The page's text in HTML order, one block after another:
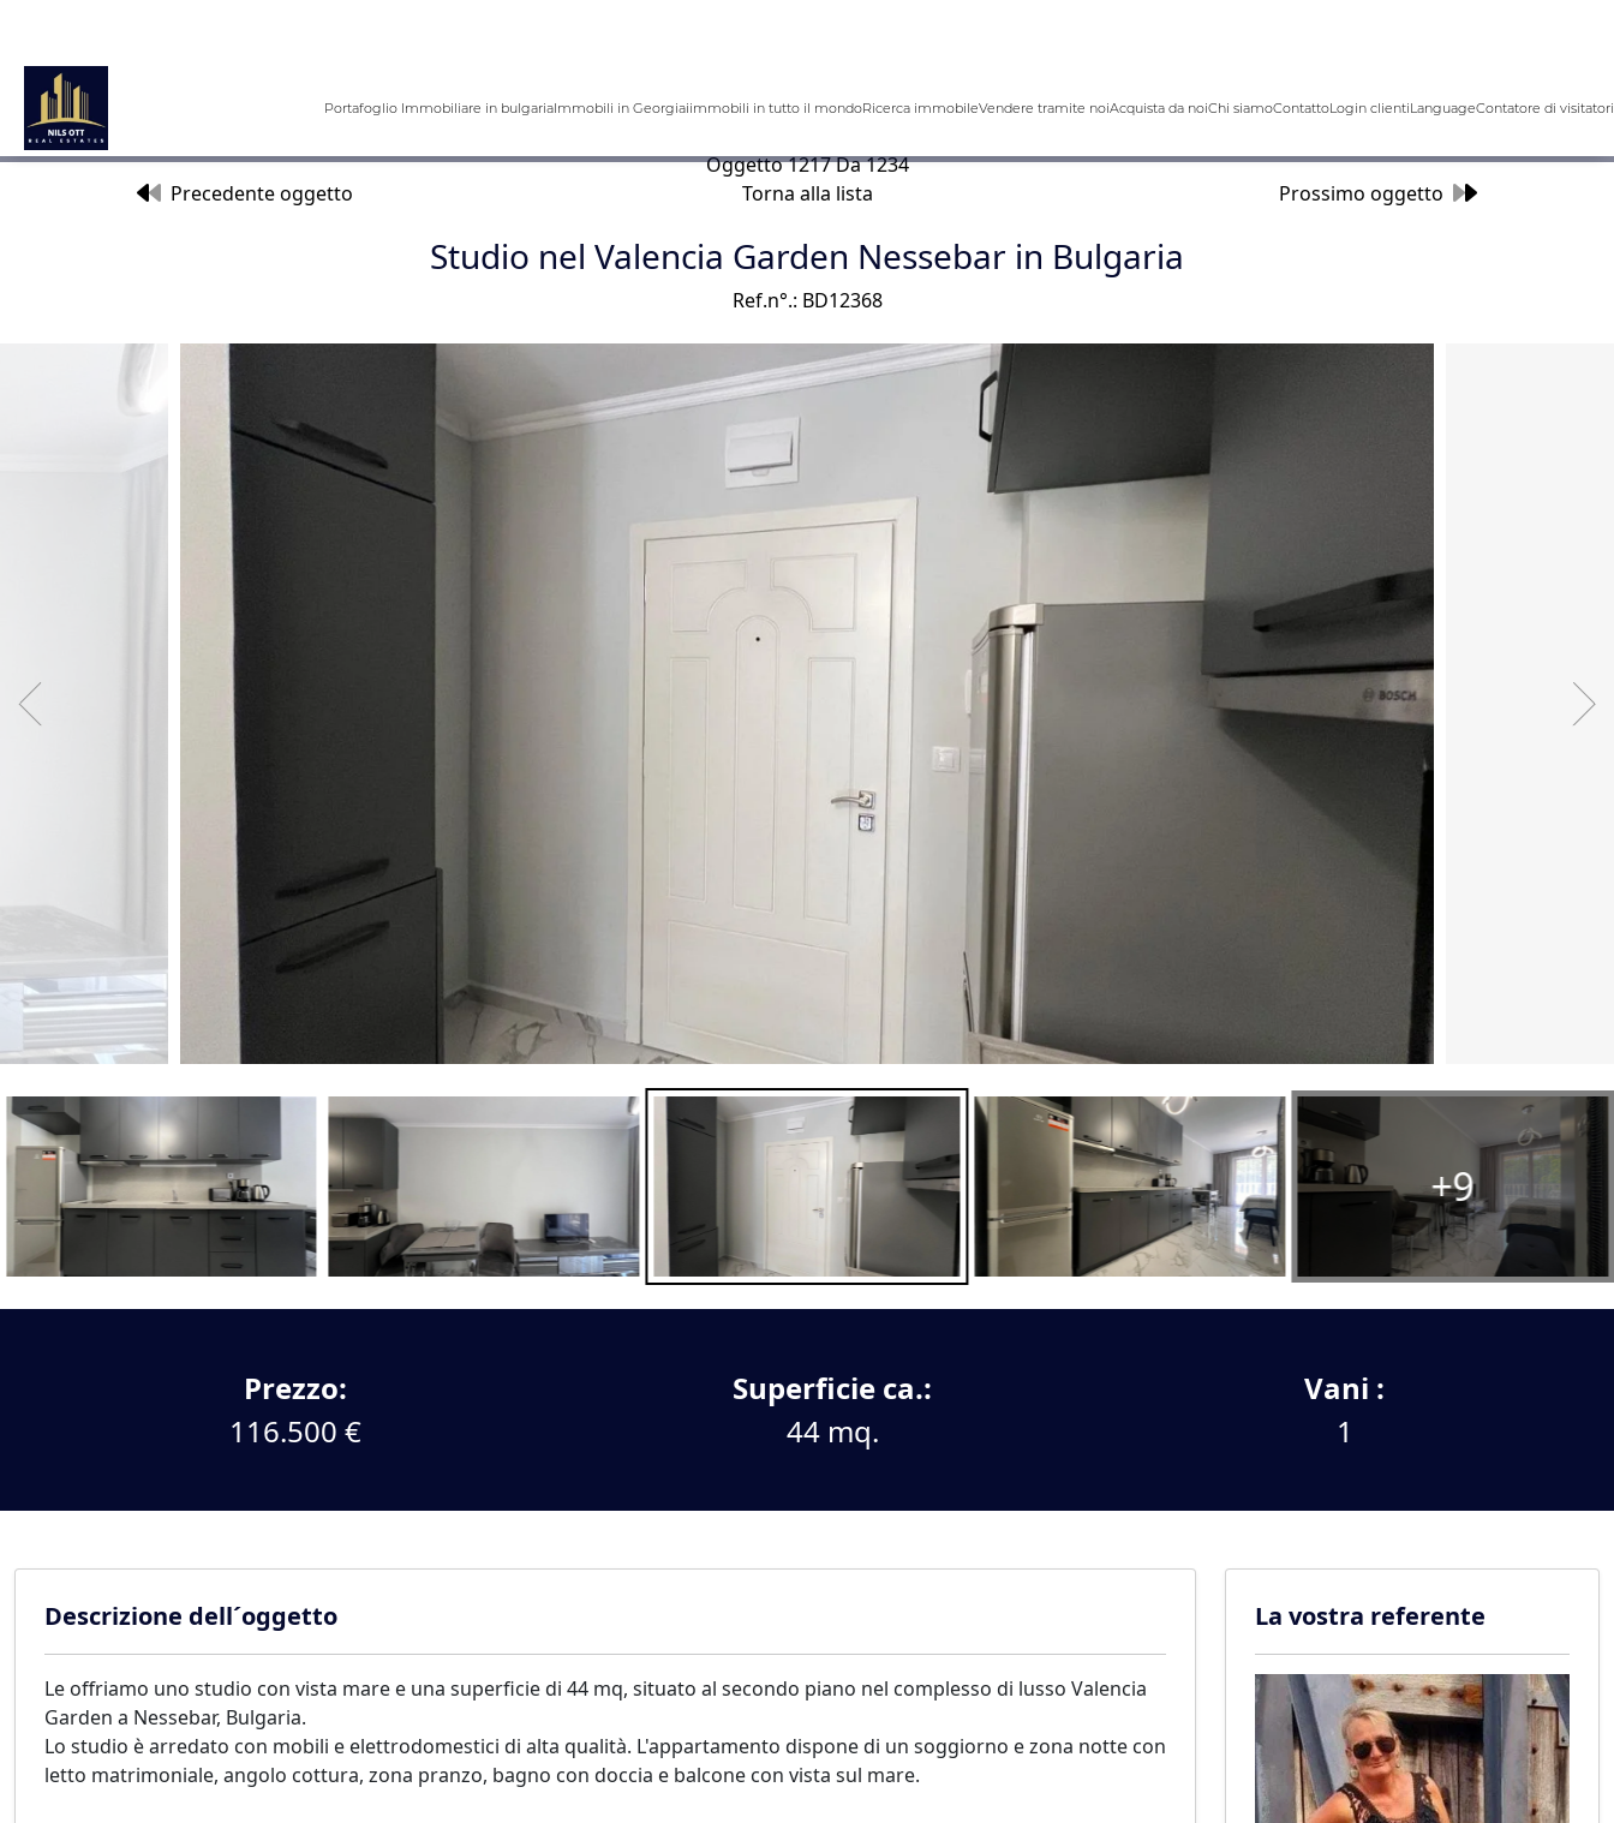
Portafoglio Immobiliare in bulgariaImmobili in Georgiaiimmobili in tutto il mondoRicerca immobileVendere tramite noiAcquista da noiChi siamoContattoLogin clientiLanguageContatore di visitatori
Oggetto 1217 Da 1234
Prossimo oggetto
Precedente oggetto Torna alla lista
Studio nel Valencia Garden Nessebar in Bulgaria
Ref.n°.: BD12368
+9
Prezzo:
116.500 €
Superficie ca.:
44 mq.
Vani :
1
Descrizione dell´oggetto
Le offriamo uno studio con vista mare e una superficie di 44 mq, situato al secondo piano nel complesso di lusso Valencia
Garden a Nessebar, Bulgaria.
Lo studio è arredato con mobili e elettrodomestici di alta qualità. L'appartamento dispone di un soggiorno e zona notte con
letto matrimoniale, angolo cottura, zona pranzo, bagno con doccia e balcone con vista sul mare.
La vostra referente